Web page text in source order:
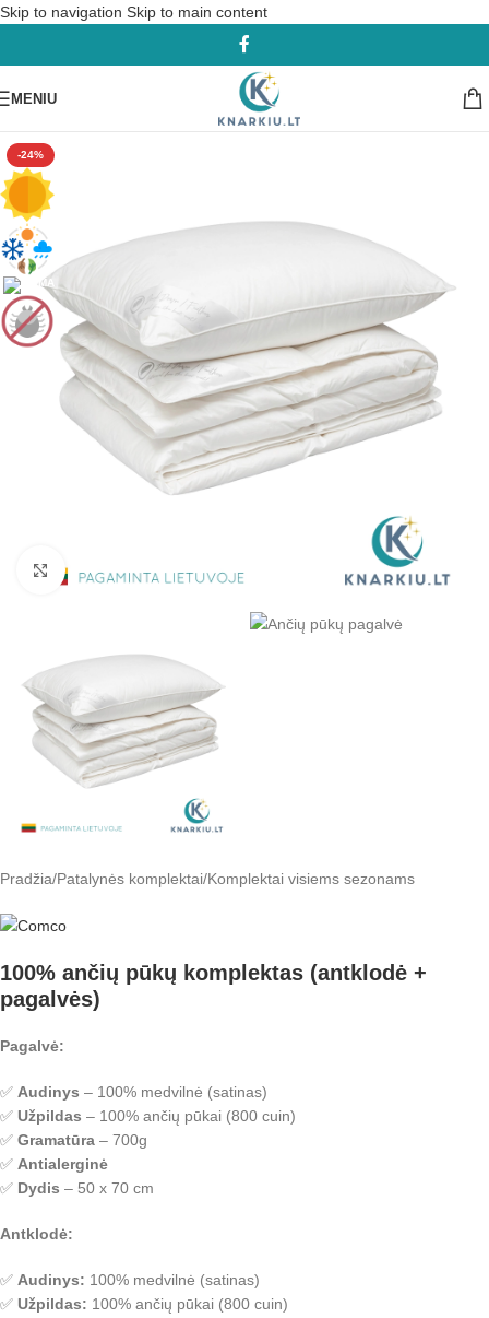
Skip to navigation Skip to main content
MENIU
-24%
Padidinti
Pradžia/Patalynės komplektai/Komplektai visiems sezonams
100% ančių pūkų komplektas (antklodė +
pagalvės)
Pagalvė:
✅ Audinys – 100% medvilnė (satinas)
✅ Užpildas – 100% ančių pūkai (800 cuin)
✅ Gramatūra – 700g
✅ Antialerginė
✅ Dydis – 50 x 70 cm
Antklodė:
✅ Audinys: 100% medvilnė (satinas)
✅ Užpildas: 100% ančių pūkai (800 cuin)